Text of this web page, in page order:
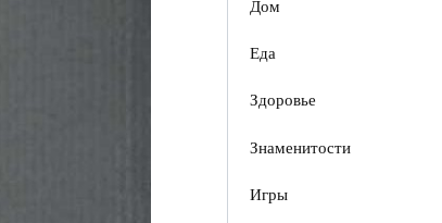
Дом
Еда
Здоровье
Знаменитости
Игры